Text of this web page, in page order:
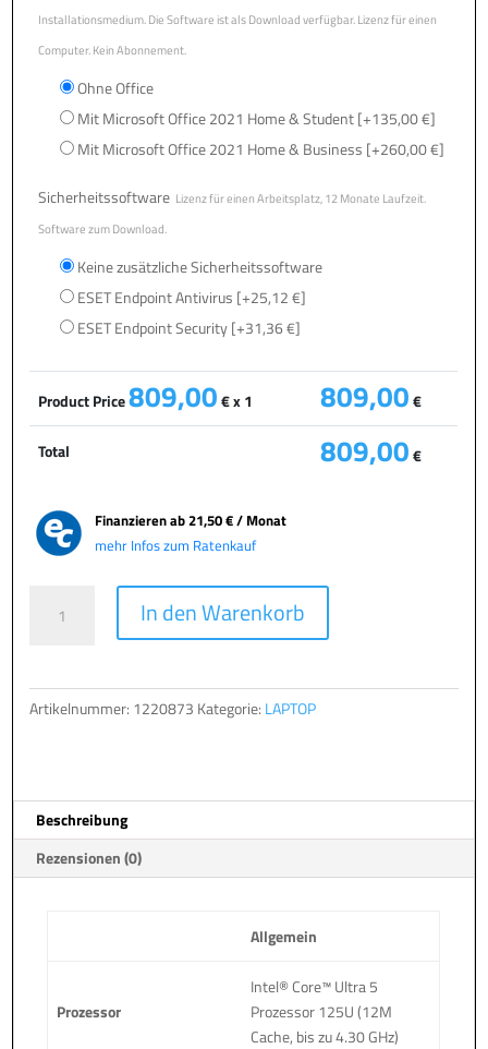
Installationsmedium. Die Software ist als Download verfügbar. Lizenz für einen
Computer. Kein Abonnement.
Ohne Office
Mit Microsoft Office 2021 Home & Student[+135,00 €]
Mit Microsoft Office 2021 Home & Business [+260,00 €]
Sicherheitssoftware Lizenz für einen Arbeitsplatz, 12 Monate Laufzeit.
Software zum Download.
Keine zusätzliche Sicherheitssoftware
ESET Endpoint Antivirus [+25,12 €]
ESET Endpoint Security[+31,36 €]
Product Price809,00€ x 1 809,00€
Total 809,00€
Finanzieren ab21,50 € / Monat
mehr Infos zum Ratenkauf
MOBILE
In den Warenkorb
i
:
Artikelnummer: 1220873 Kategorie: LAPTOP
Beschreibung
Rezensionen (0)
Allgemein
Prozessor
Intel® Core™ Ultra 5
Prozessor 125U (12M
Cache, bis zu 4.30 GHz)